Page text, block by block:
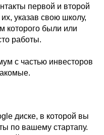
первой и второй
указав свою школу,
которого были или
работы.
с частью инвесторов
диске, в которой вы
по вашему стартапу.